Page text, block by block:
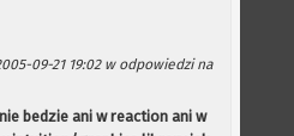
09-21 19:02 w odpowiedzi na
bedzie ani w reaction ani w